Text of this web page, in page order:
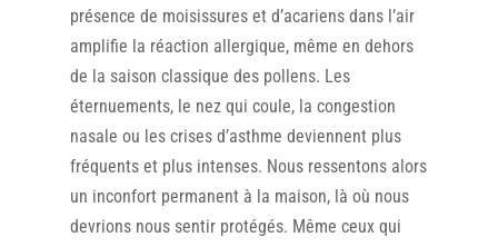
présence de moisissures et d’acariens dans l’air
amplifie la réaction allergique, même en dehors
de la saison classique des pollens. Les
éternuements, le nez qui coule, la congestion
nasale ou les crises d’asthme deviennent plus
fréquents et plus intenses. Nous ressentons alors
un inconfort permanent à la maison, là où nous
devrions nous sentir protégés. Même ceux qui